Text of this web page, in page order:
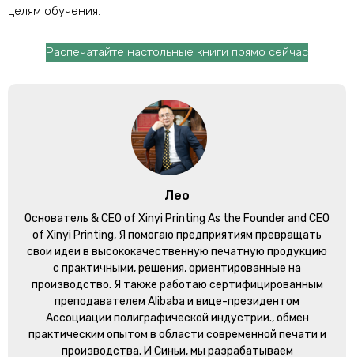
целям обучения.
Распечатайте настольные книги прямо сейчас
Лео
Основатель &CEO of Xinyi Printing As the Founder and CEO
of Xinyi Printing, Я помогаю предприятиям превращать
свои идеи в высококачественную печатную продукцию
с практичными, решения, ориентированные на
производство. Я также работаю сертифицированным
преподавателем Alibaba и вице-президентом
Ассоциации полиграфической индустрии., обмен
практическим опытом в области современной печати и
производства. И Синьи, мы разрабатываем